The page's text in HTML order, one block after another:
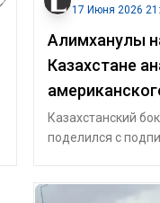
17 Июня 2026
Алимханулы
Казахстане
Казахстанский
поделился с